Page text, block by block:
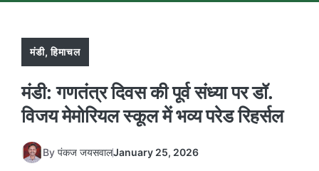
मंडी,हिमाचल
मंडी: गणतंत्र दिवस की पूर्व संध्या पर डॉ.
विजय मेमोरियल स्कूल में भव्य परेड रिहर्सल
By पंकज जयसवालJanuary 25, 2026